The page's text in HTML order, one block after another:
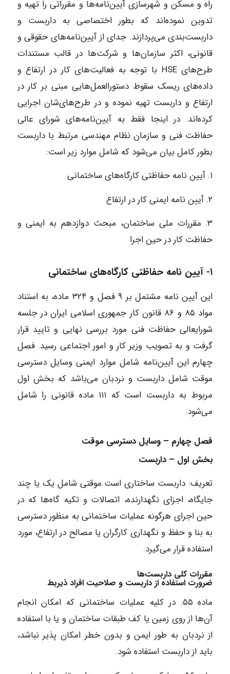
راه و مسکن و شهرسازی آیین‌نامه‌ها و مقرراتی را تهیه و
تدوین نموده‌اند که بطور اختصاصی به داربست و
داربست‌بندی می‌پردازند. جدای از آیین‌نامه‌های حقوقی و
قانونی، اکثر سازمان‌ها و شرکت‌ها در قالب مستندات
طرح‌های HSE با توجه به فعالیت‌های کار در ارتفاع و
داده‌های ریسک سقوط دستورالعمل‌هایی مبنی بر کار در
ارتفاع و داربست تهیه نموده و در طرح‌های‌شان اجرایی
کرده‌اند. در اینجا فقط به آیین‌نامه‌های شورای عالی
حفاظت فنی و سازمان نظام مهندسی مرتبط با داربست
بطور کامل بیان می‌شود که شامل موارد زیر است:
۱. آیین نامه حفاظتی کارگاه‌های ساختمانی
۲. آیین نامه ایمنی کار در ارتفاع
۳. مقررات ملی ساختمان، مبحث دوازدهم به ایمنی و
حفاظت کار در حین اجرا
۱- آیین نامه حفاظتی کارگاه‌های ساختمانی
این آیین نامه مشتمل بر ۹ فصل و ۳۲۴ ماده، به استناد
مواد ۸۵ و ۸۶ قانون کار جمهوری اسلامی ایران در جلسه
شورایعالی حفاظت فنی مورد بررسی نهایی و تایید قرار
گرفت و به تصویب وزیر کار و امور اجتماعی رسید. فصل
چهارم این آیین‌نامه شامل موارد ایمنی وسایل دسترسی
موقت شامل داربست و نردبان می‌باشد که بخش اول
مربوط به داربست است که ۱۱۱ ماده قانونی را شامل
می‌شود.
فصل چهارم – وسایل دسترسی موقت
بخش اول – داربست
تعریف: داربست ساختاری است موقتی شامل یک یا چند
جایگاه، اجزای نگهدارنده، اتصالات و تکیه گاه‌ها که در
حین اجرای هرگونه عملیات ساختمانی به منظور دسترسی
به بنا و حفظ و نگهداری کارگران یا مصالح در ارتفاع، مورد
استفاده قرار می‌گیرد.
مقررات کلی داربست‌ها
ضرورت استفاده از داربست و صلاحیت افراد ذیربط
ماده ۵۵: در کلیه عملیات ساختمانی که امکان انجام
آن‌ها از روی زمین یا کف طبقات ساختمان و یا با استفاده
از نردبان به طور ایمن و بدون خطر امکان پذیر نباشد،
باید از داربست استفاده شود.